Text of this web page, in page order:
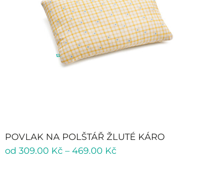
POVLAK NA POLŠTÁŘ ŽLUTÉ KÁRO
od 309.00 Kč – 469.00 Kč